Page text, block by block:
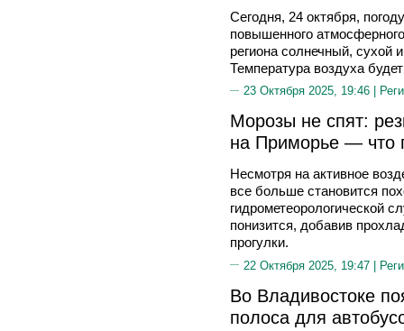
Сегодня, 24 октября,
повышенного
региона солнечный, сухой
Температура воздуха
23 Октября 2025, 19:46 |
Морозы не спят:
на Приморье — что
Несмотря на активное
все больше становится
гидрометеорологической
понизится, добавив
прогулки.
22 Октября 2025, 19:47 |
Во Владивостоке
полоса для